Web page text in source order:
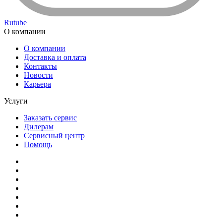
Rutube
О компании
О компании
Доставка и оплата
Контакты
Новости
Карьера
Услуги
Заказать сервис
Дилерам
Сервисный центр
Помощь